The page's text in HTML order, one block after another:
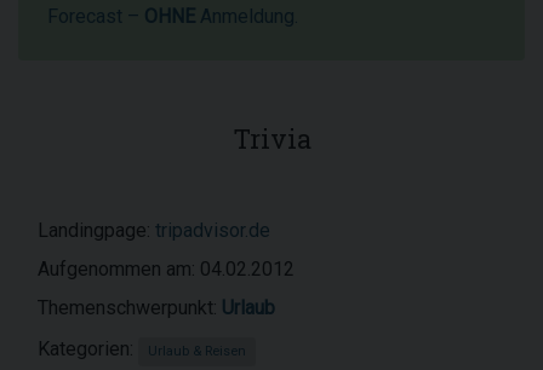
Forecast – OHNE Anmeldung.
Trivia
Landingpage: tripadvisor.de
Aufgenommen am: 04.02.2012
Themenschwerpunkt: Urlaub
Kategorien:
Urlaub & Reisen